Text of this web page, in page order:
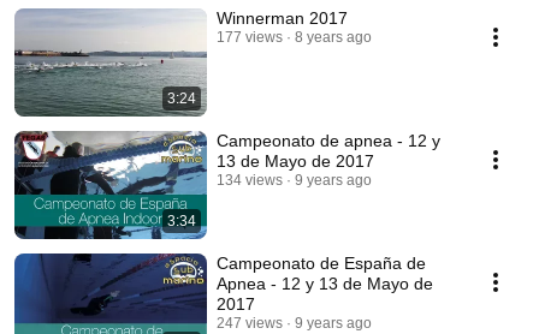
3:24
Winnerman 2017
177 views 8 years ago
3:34
Campeonato de apnea - 12 y
13 de Mayo de 2017
134 views 9 years ago
Campeonato de España de
Apnea - 12 y 13 de Mayo de
2017
247 views 9 years ago